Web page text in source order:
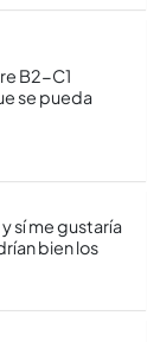
B2-C1
se pueda
sí me gustaría
bien los